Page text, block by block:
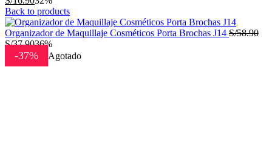
S/
precio
actual
es:
S/16.90.
Back to products
Organizador de Maquillaje Cosméticos Porta Brochas J14 S/58.90El
S/37.90El
precio
actual
36%
-37% Agotado